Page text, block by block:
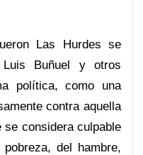
Las Hurdes se
Buñuel y otros
política, como una
contra aquella
se considera culpable
del hambre,